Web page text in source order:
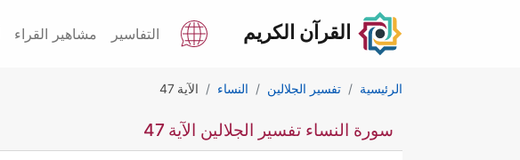
القرآن الكريم التفاسير مشاهير القراء
الرئيسية تفسير الجلالين النساء الآية 47
سورة النساء تفسير الجلالين الآية 47